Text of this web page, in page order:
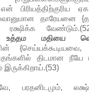
ஏக
தாரேயனை
மதியை
திடமான நீயே
பரதனிடமும்,